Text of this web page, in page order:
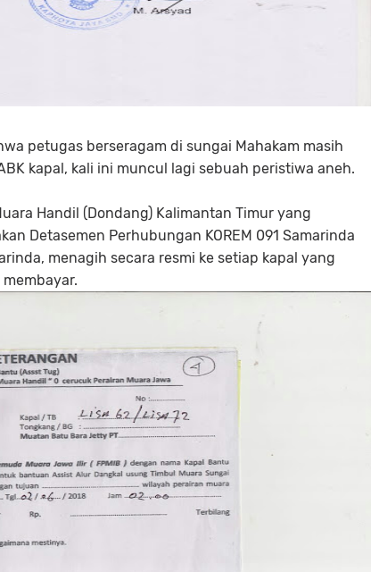
petugas berseragam di sungai Mahakam masih
kapal, kali ini muncul lagi sebuah peristiwa aneh.
Handil (Dondang) Kalimantan Timur yang
Detasemen Perhubungan KOREM 091 Samarinda
menagih secara resmi ke setiap kapal yang